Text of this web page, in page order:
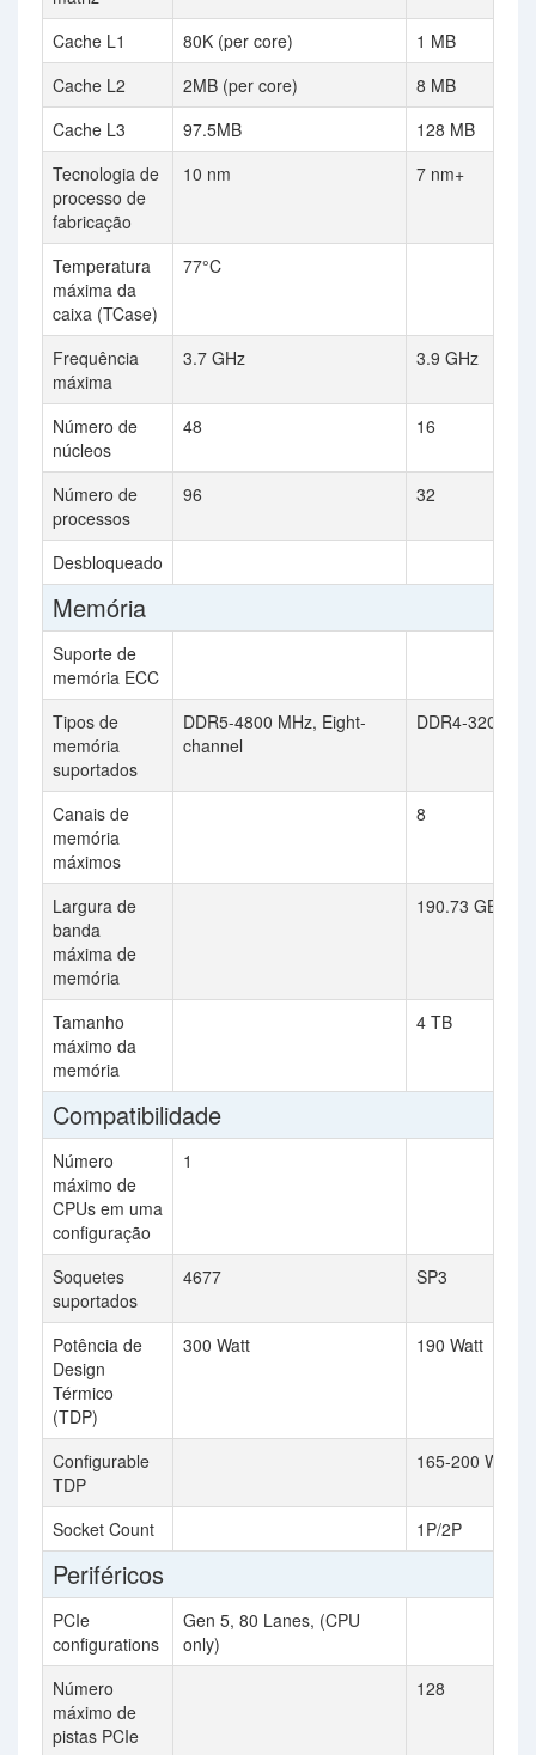
Cache L1 80K (per core)
1 MB
Cache L2
2MB (per core)
8 MB
Cache L3
97.5MB
128 MB
Tecnologia de
processo de
fabricação
10 nm 7 nm+
Temperatura
máxima da
caixa (TCase)
77°C
Frequência
máxima
3.7 GHz 3.9 GHz
Número de
núcleos
48 16
Número de
processos
96 32
Desbloqueado
Memória
Suporte de
memória ECC
Tipos de
memória
suportados
DDR5-4800 MHz, Eight-
channel
DDR4-3200
Canais de
memória
máximos
8
Largura de
banda
máxima de
memória
190.73 GB/s
Tamanho
máximo da
memória
4 TB
Compatibilidade
Número
máximo de
CPUs em uma
configuração
1
Soquetes
suportados
4677 SP3
Potência de
Design
Térmico
(TDP)
300 Watt 190 Watt
Configurable
TDP
165-200 Watt
Socket Count 1P/2P
Periféricos
PCIe
configurations
Gen 5, 80 Lanes, (CPU
only)
Número
máximo de
pistas PCIe
128